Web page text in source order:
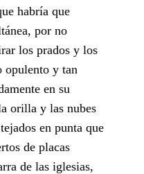
habría que
por no
los prados y los
opulento y tan
en su
orilla y las nubes
en punta que
de placas
de las iglesias,